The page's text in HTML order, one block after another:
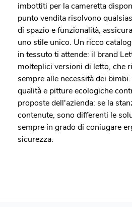
imbottiti per la cameretta
punto vendita risolvono
di spazio e funzionalità,
uno stile unico. Un ricco
in tessuto ti attende: il brand
molteplici versioni di letto, che
sempre alle necessità dei
qualità e pitture ecologiche
proposte dell'azienda: se la
contenute, sono differenti le
sempre in grado di coniugare
sicurezza.